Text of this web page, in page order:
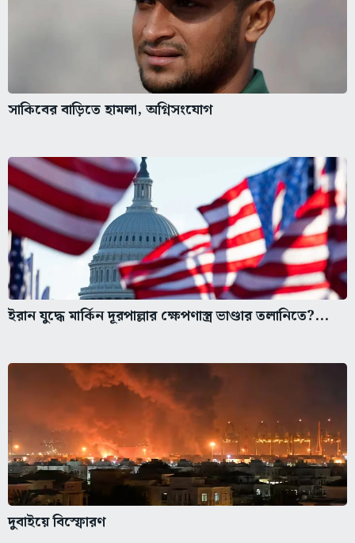
সাকিবের বাড়িতে হামলা, অগ্নিসংযোগ
ইরান যুদ্ধে মার্কিন দূরপাল্লার ক্ষেপণাস্ত্র ভাণ্ডার তলানিতে?...
দুবাইয়ে বিস্ফোরণ